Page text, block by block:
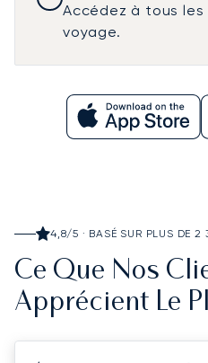
Accédez à tous
voyage.
4,8/5 · BASÉ SUR PLUS DE 2
Ce Que Nos
Apprécient Le